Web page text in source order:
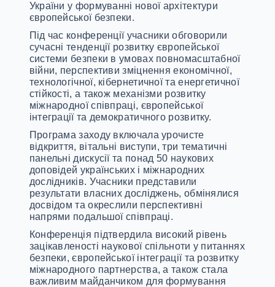
України у формуванні нової архітектури
європейської безпеки.
Під час конференції учасники обговорили
сучасні тенденції розвитку європейської
системи безпеки в умовах повномасштабної
війни, перспективи зміцнення економічної,
технологічної, кібернетичної та енергетичної
стійкості, а також механізми розвитку
міжнародної співпраці, європейської
інтеграції та демократичного розвитку.
Програма заходу включала урочисте
відкриття, вітальні виступи, три тематичні
панельні дискусії та понад 50 наукових
доповідей українських і міжнародних
дослідників. Учасники представили
результати власних досліджень, обмінялися
досвідом та окреслили перспективні
напрями подальшої співпраці.
Конференція підтвердила високий рівень
зацікавленості наукової спільноти у питаннях
безпеки, європейської інтеграції та розвитку
міжнародного партнерства, а також стала
важливим майданчиком для формування